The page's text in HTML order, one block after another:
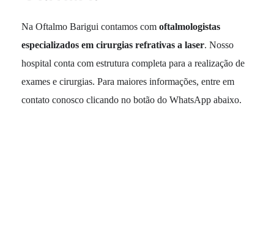
Na Oftalmo Barigui contamos com oftalmologistas
especializados em cirurgias refrativas a laser. Nosso
hospital conta com estrutura completa para a realização de
exames e cirurgias. Para maiores informações, entre em
contato conosco clicando no botão do WhatsApp abaixo.